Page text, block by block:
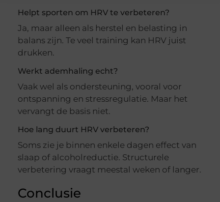
Helpt sporten om HRV te verbeteren?
Ja, maar alleen als herstel en belasting in
balans zijn. Te veel training kan HRV juist
drukken.
Werkt ademhaling echt?
Vaak wel als ondersteuning, vooral voor
ontspanning en stressregulatie. Maar het
vervangt de basis niet.
Hoe lang duurt HRV verbeteren?
Soms zie je binnen enkele dagen effect van
slaap of alcoholreductie. Structurele
verbetering vraagt meestal weken of langer.
Conclusie